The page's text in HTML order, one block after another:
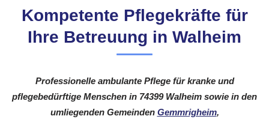
Kompetente Pflegekräfte für
Ihre Betreuung in Walheim
Professionelle ambulante Pflege für kranke und
pflegebedürftige Menschen in 74399 Walheim sowie in den
umliegenden Gemeinden Gemmrigheim,